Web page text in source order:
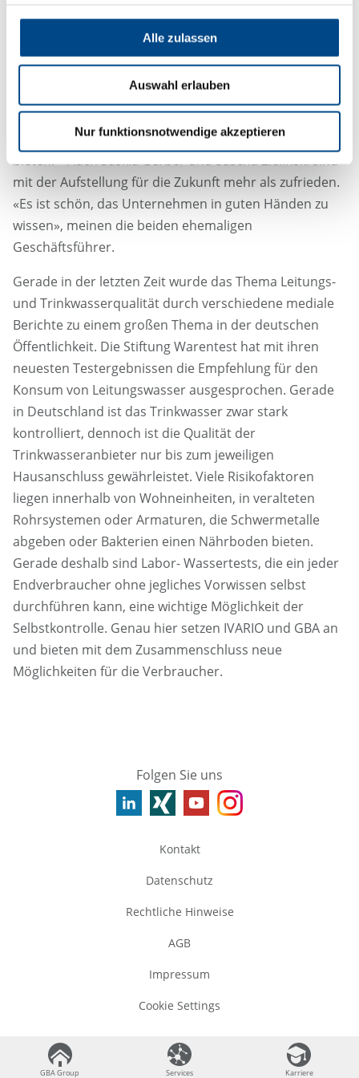
Alle zulassen
Auswahl erlauben
Nur funktionsnotwendige akzeptieren
GBA Group Services Karriere
»Im Verbund mit der GBA Group haben wir die besten
Möglichkeiten, unseren Wachstumskurs konsequent
realisieren. Mit den starken GBA Laboren im Rücken,
werden wir unser Dienstleistungsportfolio auf weitere
Felder ausdehnen und den Verbrauchern Hilfestellung
bieten. » Auch Saskia Gerber und Sascha Zielinski sind
mit der Aufstellung für die Zukunft mehr als zufrieden.
«Es ist schön, das Unternehmen in guten Händen zu
wissen», meinen die beiden ehemaligen
Geschäftsführer.
Gerade in der letzten Zeit wurde das Thema Leitungs-
und Trinkwasserqualität durch verschiedene mediale
Berichte zu einem großen Thema in der deutschen
Öffentlichkeit. Die Stiftung Warentest hat mit ihren
neuesten Testergebnissen die Empfehlung für den
Konsum von Leitungswasser ausgesprochen. Gerade
in Deutschland ist das Trinkwasser zwar stark
kontrolliert, dennoch ist die Qualität der
Trinkwasseranbieter nur bis zum jeweiligen
Hausanschluss gewährleistet. Viele Risikofaktoren
liegen innerhalb von Wohneinheiten, in veralteten
Rohrsystemen oder Armaturen, die Schwermetalle
abgeben oder Bakterien einen Nährboden bieten.
Gerade deshalb sind Labor- Wassertests, die ein jeder
Endverbraucher ohne jegliches Vorwissen selbst
durchführen kann, eine wichtige Möglichkeit der
Selbstkontrolle. Genau hier setzen IVARIO und GBA an
und bieten mit dem Zusammenschluss neue
Möglichkeiten für die Verbraucher.
GBA Group
Folgen Sie uns
Kontakt
Datenschutz
Rechtliche Hinweise
AGB
Impressum
Cookie Settings
GBA Group Services Karriere